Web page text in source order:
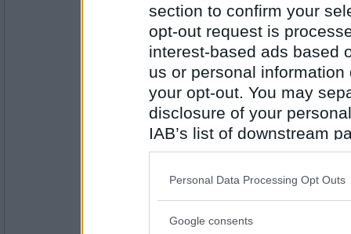
section to confirm your
opt-out request is
interest-based ads based
us or personal
your opt-out. You may
disclosure of your
IAB’s list of downstream
also be disclosed by us
Downstream Participants
Please note that this
Personal Data Processing Opt Outs
Google consents
Fulfrisyr
1697
Lerduva